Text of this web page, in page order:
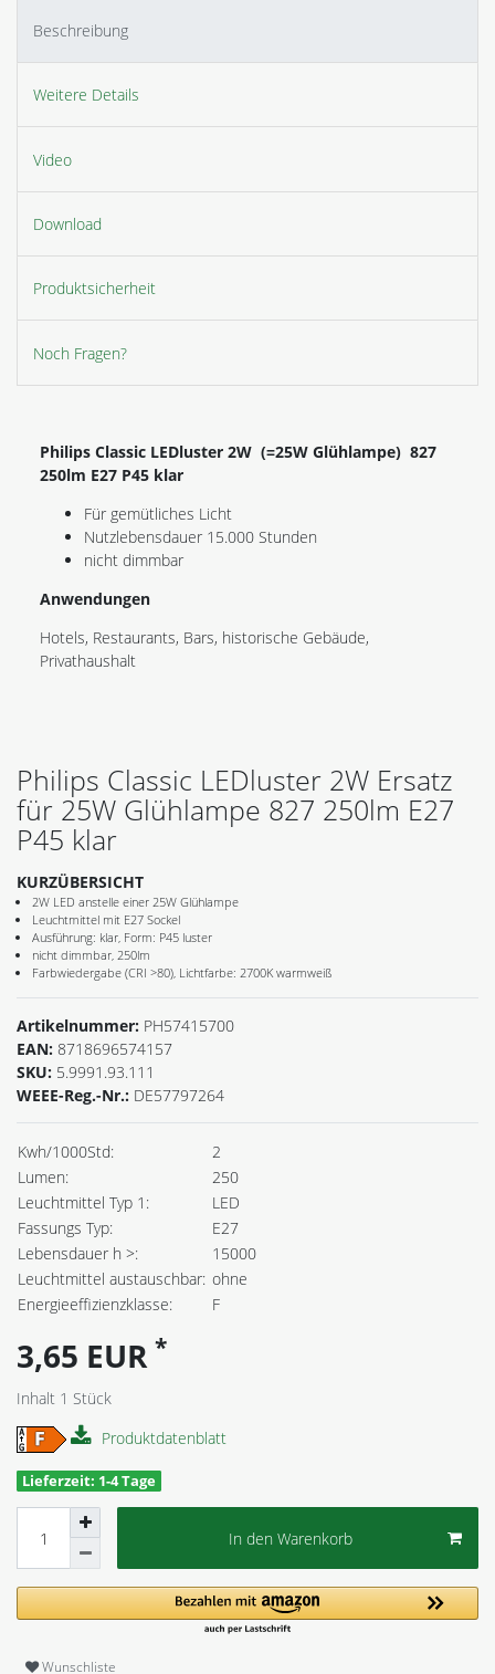
Beschreibung
Weitere Details
Video
Download
Produktsicherheit
Noch Fragen?
Philips Classic LEDluster 2W (=25W Glühlampe) 827
250lm E27 P45 klar
Für gemütliches Licht
Nutzlebensdauer 15.000 Stunden
nicht dimmbar
Anwendungen
Hotels, Restaurants, Bars, historische Gebäude,
Privathaushalt
Philips Classic LEDluster 2W Ersatz
für 25W Glühlampe 827 250lm E27
P45 klar
KURZÜBERSICHT
2W LED anstelle einer 25W Glühlampe
Leuchtmittel mit E27 Sockel
Ausführung: klar, Form: P45 luster
nicht dimmbar, 250lm
Farbwiedergabe (CRI >80), Lichtfarbe: 2700K warmweiß
Artikelnummer: PH57415700
EAN: 8718696574157
SKU: 5.9991.93.111
WEEE-Reg.-Nr.: DE57797264
Kwh/1000Std:
2
Lumen:
250
Leuchtmittel Typ 1:
LED
Fassungs Typ:
E27
Lebensdauer h >:
15000
Leuchtmittel austauschbar: ohne
Energieeffizienzklasse:
F
3,65 EUR *
Inhalt 1 Stück
Produktdatenblatt
Lieferzeit: 1-4 Tage
In den Warenkorb
Wunschliste